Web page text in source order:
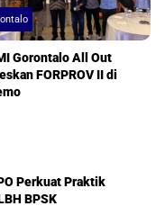
Gorontalo All Out
FORPROV II di
Perkuat Praktik
BPSK